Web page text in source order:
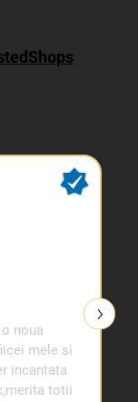
noua
mele si
incantata
totii